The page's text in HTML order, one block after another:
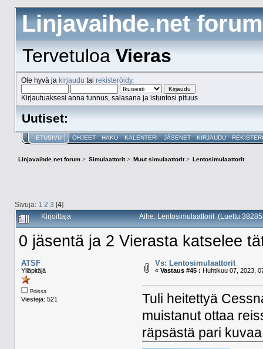
Linjavaihde.net forum
TervetuloaVieras
Ole hyvä ja kirjaudu tai rekisteröidy.
Kirjautuaksesi anna tunnus, salasana ja istuntosi pituus
Uutiset:
ETUSIVU OHJEET HAKU KALENTERI JÄSENET KIRJAUDU
Linjavaihde.net forum> Simulaattorit> Muut simulaattorit> Lentosimulaattorit
Sivuja: 1 2 3 [4]
Kirjoittaja Aihe: Lentosimulaattorit (Luettu
0 jäsentä ja 2 Vierasta katselee
ATSF
Ylläpitäjä
Poissa
Viestejä: 521
Vs: Lentosimulaattorit
« Vastaus #45 : Huhtikuu 07, 2023,
Tuli heitettyä
muistanut ottaa
räpsästä pari